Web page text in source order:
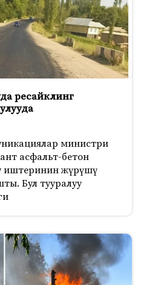
ресайклинг
министри
асфальт-бетон
иштеринин жүрүшү
Бул тууралуу